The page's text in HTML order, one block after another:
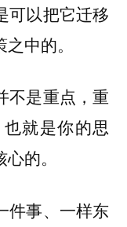
可以把它迁移
中的。
不是重点，重
就是你的思
的。
件事、一样东